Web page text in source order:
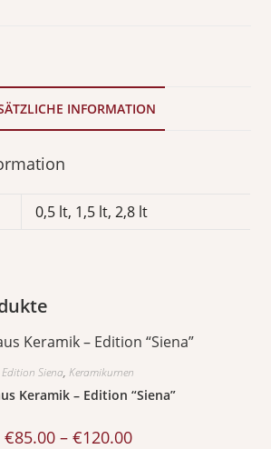
INFORMATION
0,5 lt, 1,5 lt, 2,8 lt
Edition Siena, Keramikurnen
Keramik – Edition “Siena”
€85.00 – €120.00